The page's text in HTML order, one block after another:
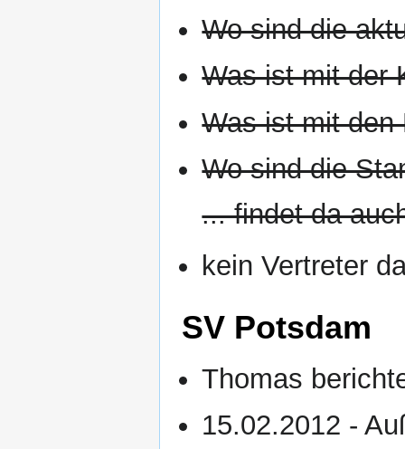
Wo sind die
Was ist mit der
Was ist mit den
Wo sind die
... findet da
kein Vertreter
SV Potsdam
Thomas
15.02.2012 -